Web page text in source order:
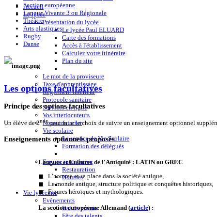
Accueil
Le lycée
Présentation du lycée
Le lycée Paul ELUARD
Carte des formations
Accès à l'établissement
Calculez votre itinéraire
Plan du site
Le mot de la proviseure
Taxe d'apprentissage
Règlement intérieur
Protocole sanitaire
Services en ligne
Vos interlocuteurs
Nous contacter
Vie scolaire
Le service de Vie Scolaire
Formation des délégués
Service intendance
Restauration
Bourses
Vie lycéenne
Evènements
Bal de promo
Section européenne
Langue Vivante 3 ou Régionale
Théâtre
Arts plastiques
Rugby
Danse
Les options facultatives
Principe des options facultatives
Un élève de 2ndepeut faire le choix de suivre un enseignement optionnel
Enseignements optionnels proposés
Langues et Cultures de l'Antiquité : LATIN ou GREC
◼ L’homme et sa place dans la société antique,
◼ Le monde antique, structure politique et conquêtes historiques,
◼ Figures héroïques et mythologiques.
La section européenne Allemand (article) :